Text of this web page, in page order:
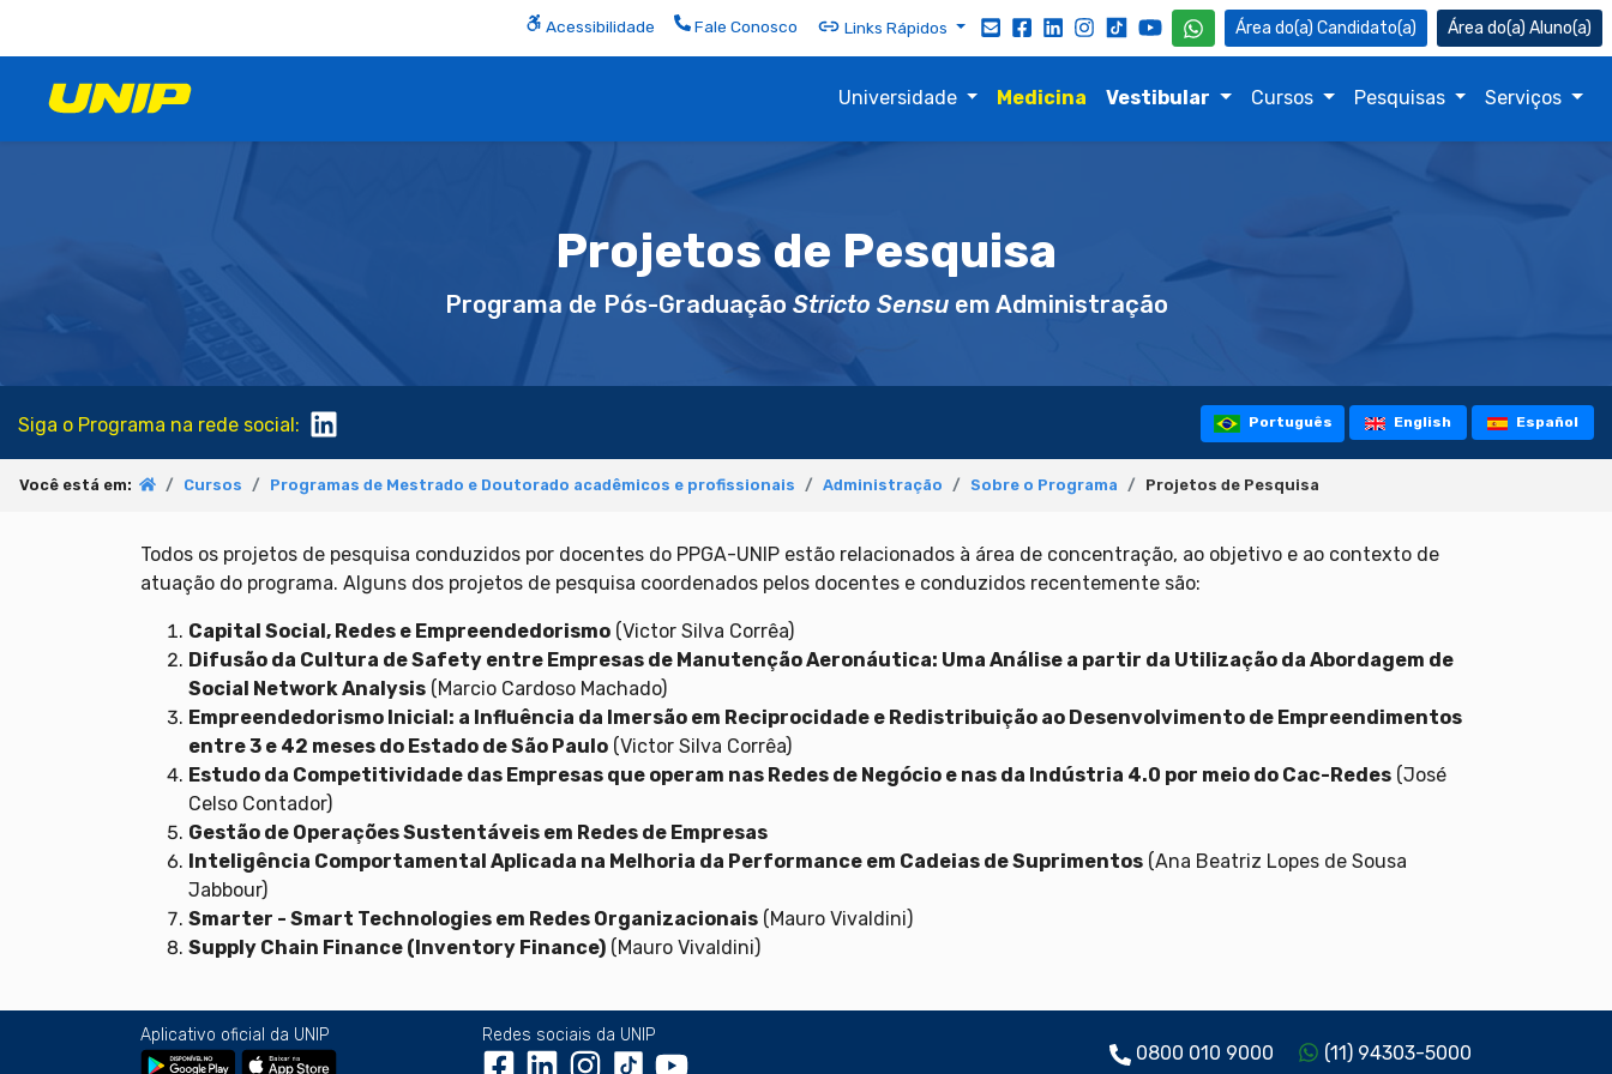
Acessibilidade Fale Conosco Links Rápidos Candidato(a) Aluno(a)
Universidade Medicina Vestibular Cursos Pesquisas Serviços
Projetos de Pesquisa
Programa de Pós-Graduação Stricto Sensuem Administração
Siga o Programa na rede social: Português English Español
Você está em: Cursos Programas de Mestrado e Doutorado acadêmicos e profissionais Administração Sobre o Programa Projetos de Pesquisa
Todos os projetos de pesquisa conduzidos por docentes do PPGA-UNIP estão relacionados à área de concentração, ao objetivo e ao contexto de
atuação do programa. Alguns dos projetos de pesquisa coordenados pelos docentes e conduzidos recentemente são:
Capital Social, Redes e Empreendedorismo (Victor Silva Corrêa)
Difusão da Cultura de Safety entre Empresas de Manutenção Aeronáutica: Uma Análise a partir da Utilização da Abordagem de
Social Network Analysis (Marcio Cardoso Machado)
Empreendedorismo Inicial: a Influência da Imersão em Reciprocidade e Redistribuição ao Desenvolvimento de Empreendimentos
entre 3 e 42 meses do Estado de São Paulo (Victor Silva Corrêa)
Estudo da Competitividade das Empresas que operam nas Redes de Negócio e nas da Indústria 4.0 por meio do Cac-Redes (José
Celso Contador)
Gestão de Operações Sustentáveis em Redes de Empresas
Inteligência Comportamental Aplicada na Melhoria da Performance em Cadeias de Suprimentos (Ana Beatriz Lopes de Sousa
Jabbour)
Smarter - Smart Technologies em Redes Organizacionais (Mauro Vivaldini)
Supply Chain Finance (Inventory Finance) (Mauro Vivaldini)
Aplicativo oficial da UNIP Redes sociais da UNIP
0800 010 9000 (11) 94303-5000